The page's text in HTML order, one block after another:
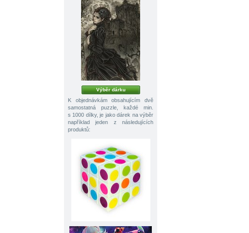
Výběr dárku
K objednávkám obsahujícím dvě
samostatná puzzle, každé min.
s 1000 dílky, je jako dárek na výběr
například jeden z následujících
produktů: